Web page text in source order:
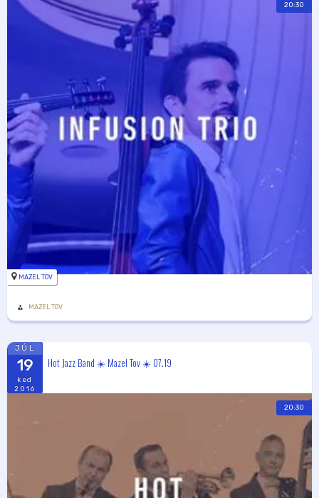
20:30
MAZEL TOV
MAZEL TOV
JÚL
19
ked
2016
Hot Jazz Band ☀️ Mazel Tov ☀️ 07.19
20:30